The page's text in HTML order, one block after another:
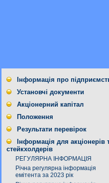
Інформація про
Установчі документи
Акціонерний капітал
Положення
Результати перевірок
Інформація для акціонерів
стейкхолдерів
РЕГУЛЯРНА ІНФОРМАЦІЯ
Річна регулярна інформація
емітента за 2023 рік